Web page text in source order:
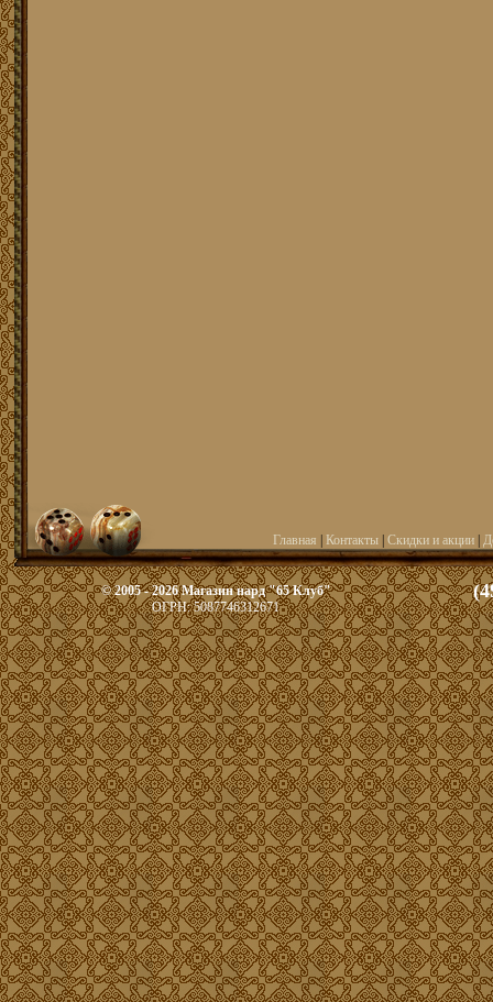
Главная Контакты| Скидки и акции|
© 2005 - 2026 Магазин нард "65 Клуб"
ОГРН: 5087746312671